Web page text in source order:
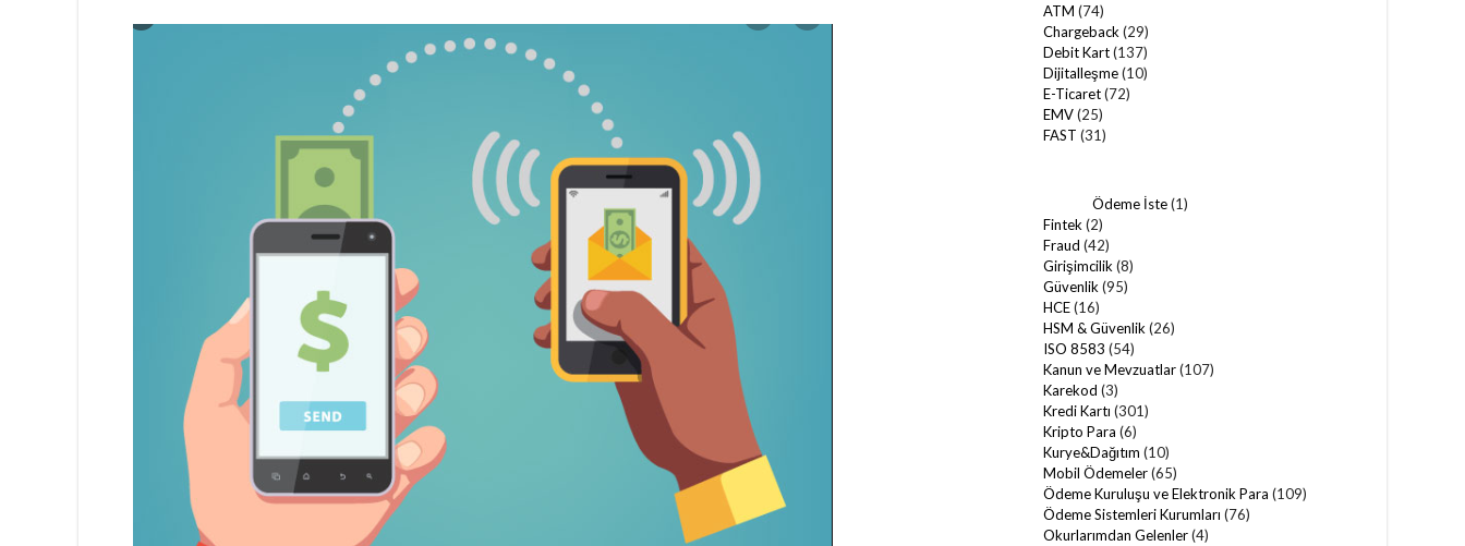
ATM (74)
Chargeback (29)
Debit Kart(137)
Dijitalleşme(10)
E-Ticaret(72)
EMV(25)
FAST (31)
Ödeme İste(1)
Fintek (2)
Fraud (42)
Girişimcilik (8)
Güvenlik (95)
HCE(16)
HSM & Güvenlik (26)
ISO 8583 (54)
Kanun ve Mevzuatlar(107)
Karekod (3)
Kredi Kartı (301)
Kripto Para (6)
Kurye&Dağıtım (10)
Mobil Ödemeler(65)
Ödeme Kuruluşu ve Elektronik Para (109)
Ödeme Sistemleri Kurumları (76)
Okurlarımdan Gelenler(4)